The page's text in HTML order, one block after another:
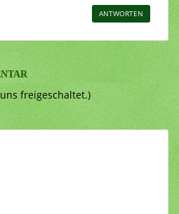
ANTWORTEN
freigeschaltet.)